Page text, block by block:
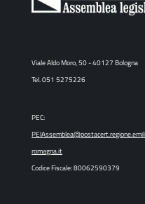
Viale Aldo Moro, 50 - 40127 Bologna
Tel. 051 5275226
PEC:
romagna.it
Codice Fiscale: 80062590379